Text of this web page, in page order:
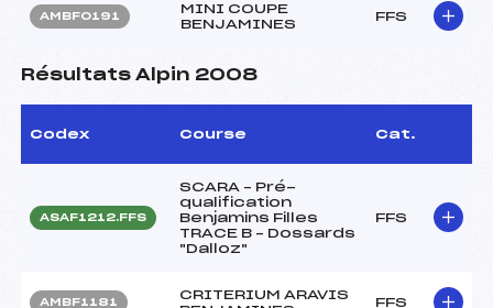
AMBF0191
MINI COUPE
BENJAMINES
FFS
Résultats Alpin 2008
Codex Course Cat.
ASAF1212.FFS
SCARA – Pré-
qualification
Benjamins Filles
TRACE B – Dossards
"Dalloz"
FFS
AMBF1181
CRITERIUM ARAVIS
FFS